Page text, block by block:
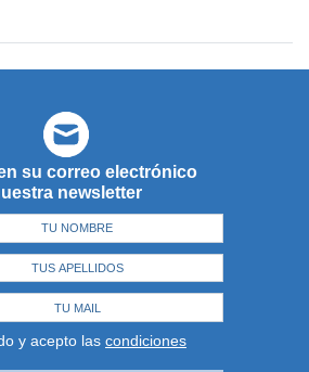
su correo electrónico
newsletter
y acepto las condiciones